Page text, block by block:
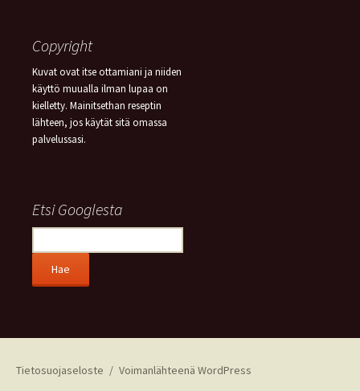
Copyright
Kuvat ovat itse ottamiani ja niiden
käyttö muualla ilman lupaa on
kielletty. Mainitsethan reseptin
lähteen, jos käytät sitä omassa
palvelussasi.
Etsi Googlesta
Tietosuojaseloste Voimanlähteenä WordPress